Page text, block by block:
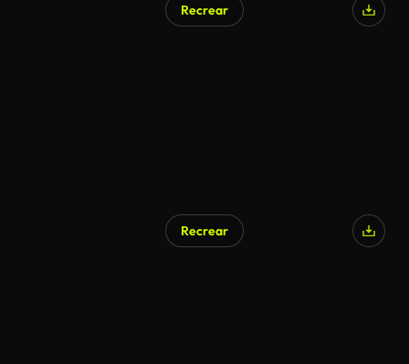
Recrear
Recrear